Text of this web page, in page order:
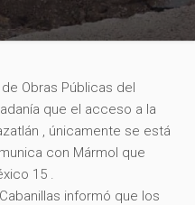
Obras Públicas del
que el acceso a la
, únicamente se está
con Mármol que
15 .
informó que los